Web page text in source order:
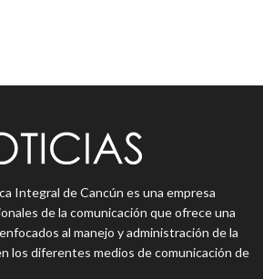
Integral de Cancún es una empresa
de la comunicación que ofrece una
al manejo y administración de la
los diferentes medios de comunicación de